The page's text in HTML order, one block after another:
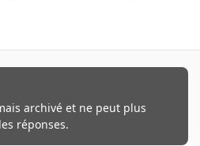
archivé et ne peut plus
réponses.